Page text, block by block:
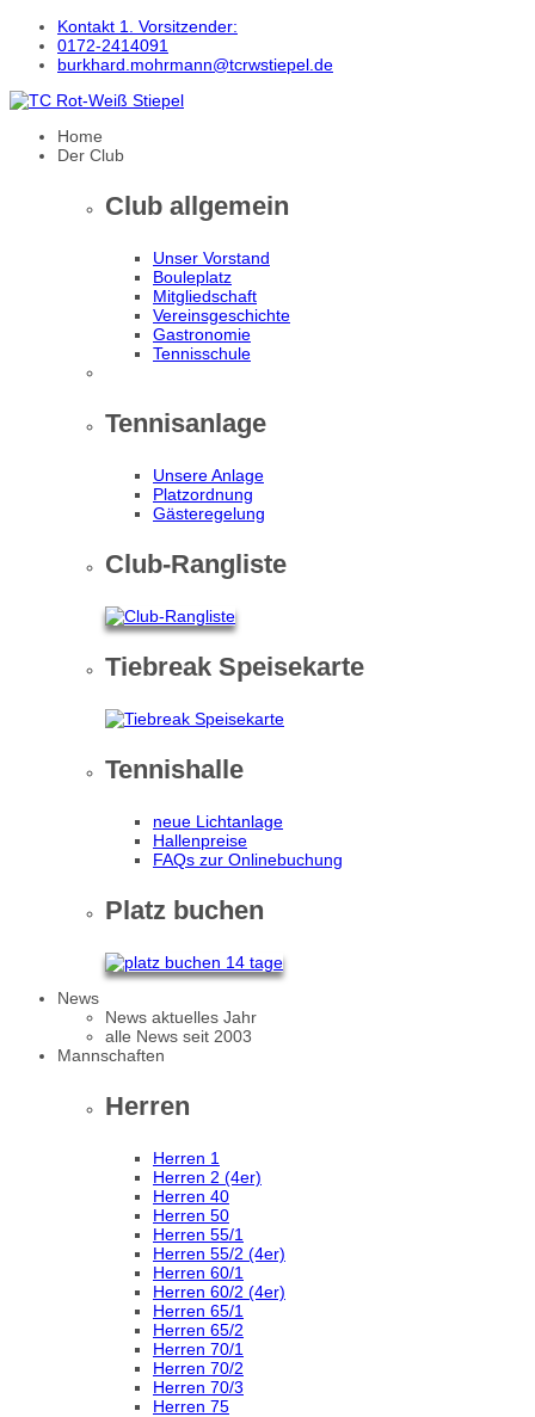
Kontakt 1. Vorsitzender:
0172-2414091
burkhard.mohrmann@tcrwstiepel.de
Home
Der Club
Club allgemein
Unser Vorstand
Bouleplatz
Mitgliedschaft
Vereinsgeschichte
Gastronomie
Tennisschule
Tennisanlage
Unsere Anlage
Platzordnung
Gästeregelung
Club-Rangliste
Tiebreak Speisekarte
Tennishalle
neue Lichtanlage
Hallenpreise
FAQs zur Onlinebuchung
Platz buchen
News
News aktuelles Jahr
alle News seit 2003
Mannschaften
Herren
Herren 1
Herren 2 (4er)
Herren 40
Herren 50
Herren 55/1
Herren 55/2 (4er)
Herren 60/1
Herren 60/2 (4er)
Herren 65/1
Herren 65/2
Herren 70/1
Herren 70/2
Herren 70/3
Herren 75